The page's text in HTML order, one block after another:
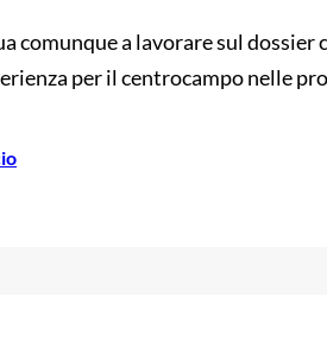
comunque a lavorare sul dossier
per il centrocampo nelle